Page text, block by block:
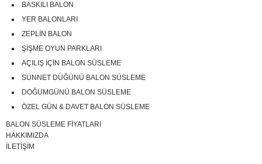
BASKILI BALON
YER BALONLARI
ZEPLİN BALON
ŞİŞME OYUN PARKLARI
AÇILIŞ İÇİN BALON SÜSLEME
SÜNNET DÜĞÜNÜ BALON SÜSLEME
DOĞUMGÜNÜ BALON SÜSLEME
ÖZEL GÜN & DAVET BALON SÜSLEME
BALON SÜSLEME FİYATLARI
HAKKIMIZDA
İLETİŞİM